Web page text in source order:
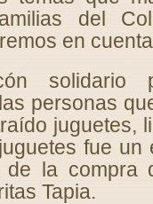
del
en
solidario
personas
juguetes,
fue un
la compra
Tapia.